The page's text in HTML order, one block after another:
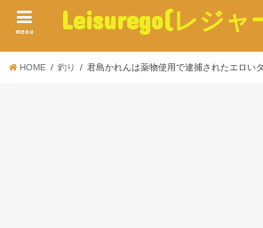
Leisurego(レジャ
menu
HOME 釣り 君島かれんは薬物使用で逮捕されたエロい